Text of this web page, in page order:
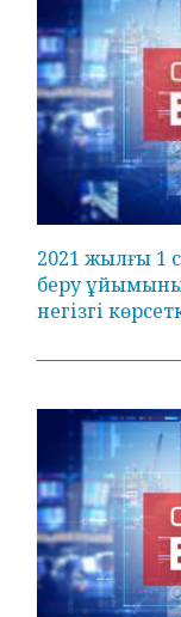
2021 жылғы 1
беру
негізгі